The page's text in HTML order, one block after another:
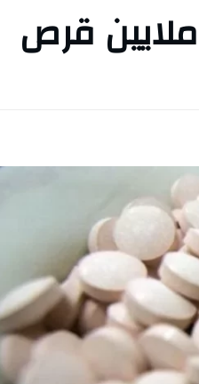
ميناء رادس/ إحباط تهريب 10 ملايين قرص